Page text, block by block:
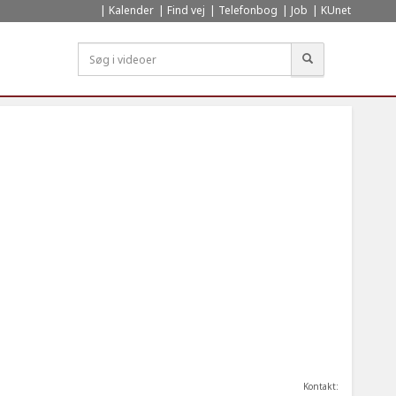
Kalender Find vej Telefonbog Job KUnet
Kontakt: